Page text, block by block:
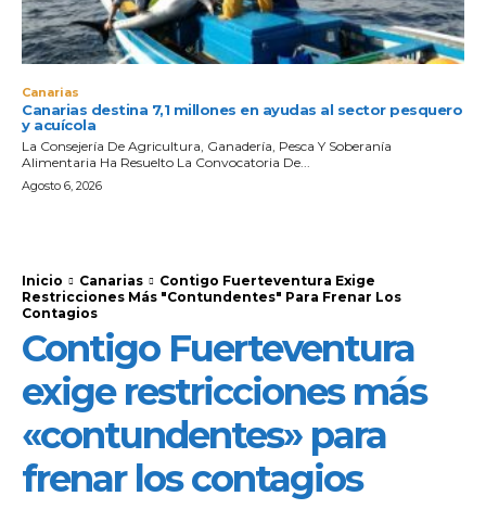
Canarias
Canarias destina 7,1 millones en ayudas al sector pesquero
y acuícola
La Consejería De Agricultura, Ganadería, Pesca Y Soberanía
Alimentaria Ha Resuelto La Convocatoria De...
Agosto 6, 2026